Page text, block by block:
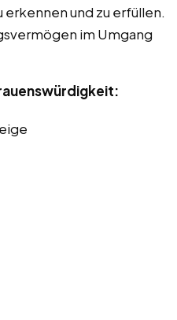
und zu erfüllen.
im Umgang